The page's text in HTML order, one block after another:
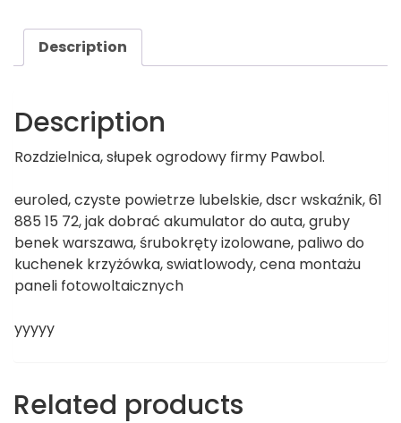
Description
Description
Rozdzielnica, słupek ogrodowy firmy Pawbol.
euroled, czyste powietrze lubelskie, dscr wskaźnik, 61
885 15 72, jak dobrać akumulator do auta, gruby
benek warszawa, śrubokręty izolowane, paliwo do
kuchenek krzyżówka, swiatlowody, cena montażu
paneli fotowoltaicznych
yyyyy
Related products